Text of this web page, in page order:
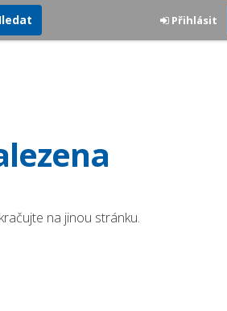
Přihlásit
na jinou stránku.